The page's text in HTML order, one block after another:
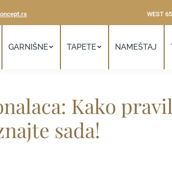
WEST
GARNIŠNE TAPETE NAMEŠTAJ
Kako
sada!